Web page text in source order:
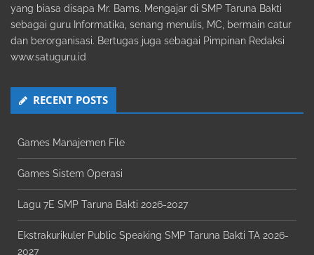
yang biasa disapa Mr. Bams. Mengajar di SMP Taruna Bakti
sebagai guru Informatika, senang menulis, MC, bermain catur
dan berorganisasi. Bertugas juga sebagai Pimpinan Redaksi
www.satuguru.id
RECENT POSTS
Games Manajemen File
Games Sistem Operasi
Lagu 7E SMP Taruna Bakti 2026-2027
Ekstrakurikuler Public Speaking SMP Taruna Bakti TA 2026-
2027